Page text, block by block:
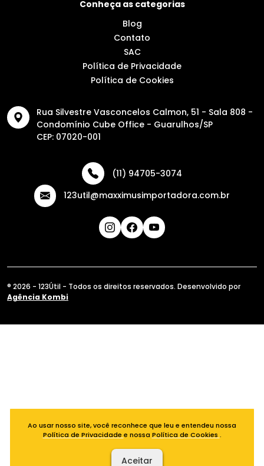
Conheça as categorias
Blog
Contato
SAC
Política de Privacidade
Política de Cookies
Rua Silvestre Vasconcelos Calmon, 51 - Sala 808 -
Condomínio Cube Office - Guarulhos/SP
CEP: 07020-001
(11) 94705-3074
123util@maxximusimportadora.com.br
® 2026 - 123Útil - Todos os direitos reservados. Desenvolvido por
Agência Kombi
Ao usar nosso site, você reconhece que leu e entendeu nossa
Política de Privacidade e nossa Política de Cookies .
Aceitar